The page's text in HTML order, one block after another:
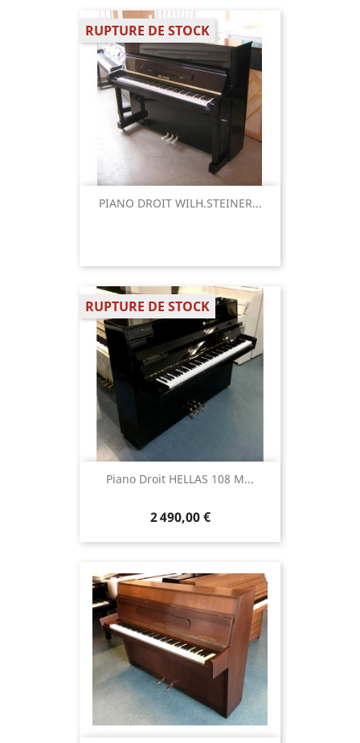
PIANO DROIT WILH.STEINER...
RUPTURE DE STOCK
Piano Droit HELLAS 108 M...
2 490,00 €
RUPTURE DE STOCK